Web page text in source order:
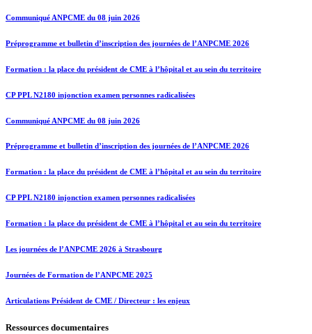
Communiqué ANPCME du 08 juin 2026
Préprogramme et bulletin d’inscription des journées de l’ANPCME 2026
Formation : la place du président de CME à l’hôpital et au sein du territoire
CP PPL N2180 injonction examen personnes radicalisées
Communiqué ANPCME du 08 juin 2026
Préprogramme et bulletin d’inscription des journées de l’ANPCME 2026
Formation : la place du président de CME à l’hôpital et au sein du territoire
CP PPL N2180 injonction examen personnes radicalisées
Formation : la place du président de CME à l’hôpital et au sein du territoire
Les journées de l’ANPCME 2026 à Strasbourg
Journées de Formation de l’ANPCME 2025
Articulations Président de CME / Directeur : les enjeux
Ressources documentaires